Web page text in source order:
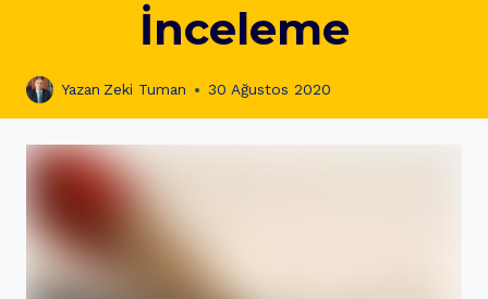
İnceleme
Yazan Zeki Tuman 30 Ağustos 2020